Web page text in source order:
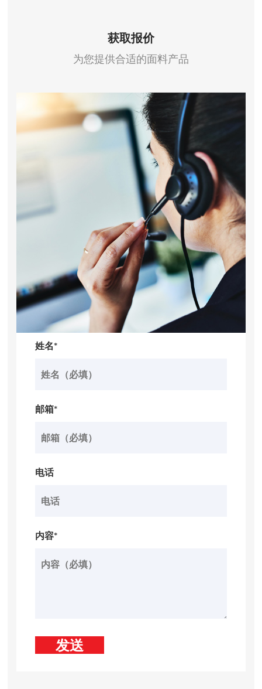
获取报价
为您提供合适的面料产品
姓名*
邮箱*
电话
内容*